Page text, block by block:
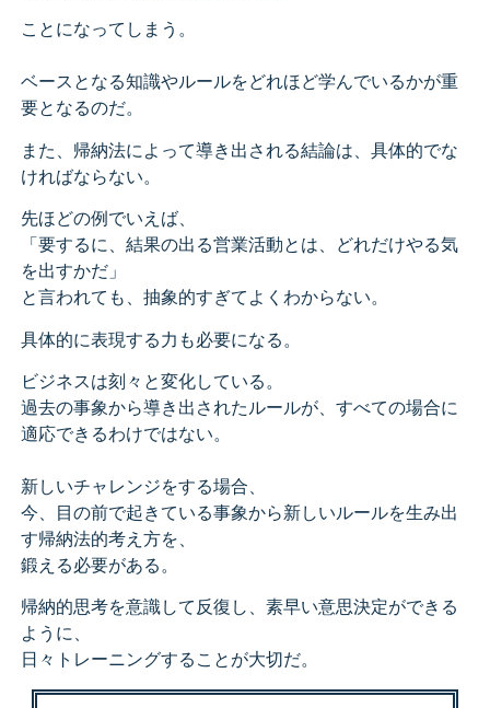
ことになってしまう。
ベースとなる知識やルールをどれほど学んでいるかが重
要となるのだ。
また、帰納法によって導き出される結論は、具体的でな
ければならない。
先ほどの例でいえば、
「要するに、結果の出る営業活動とは、どれだけやる気
を出すかだ」
と言われても、抽象的すぎてよくわからない。
具体的に表現する力も必要になる。
ビジネスは刻々と変化している。
過去の事象から導き出されたルールが、すべての場合に
適応できるわけではない。
新しいチャレンジをする場合、
今、目の前で起きている事象から新しいルールを生み出
す帰納法的考え方を、
鍛える必要がある。
帰納的思考を意識して反復し、素早い意思決定ができる
ように、
日々トレーニングすることが大切だ。